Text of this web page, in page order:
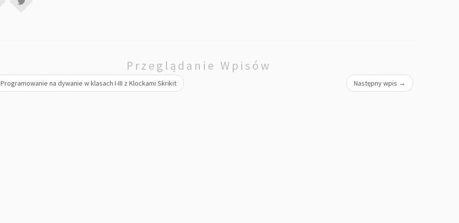
Przeglądanie Wpisów
Programowanie na dywanie w klasach I-III z Klockami Skrikit Następny wpis →